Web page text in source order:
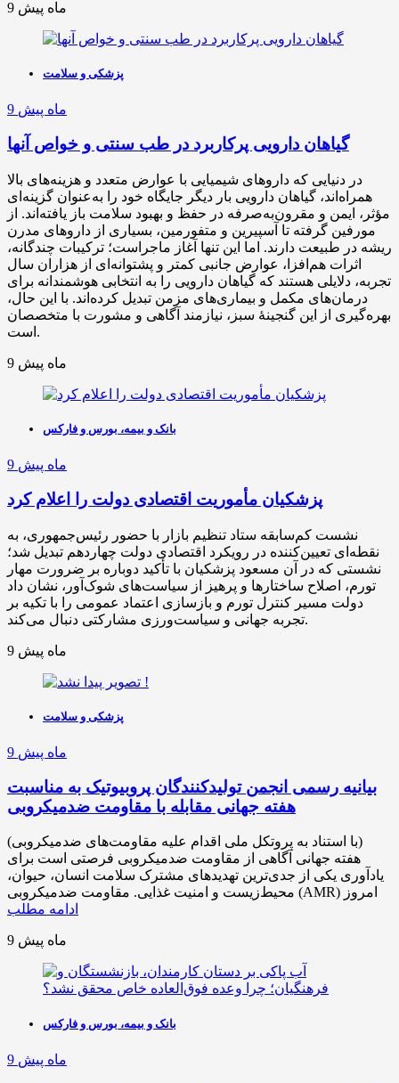
9 ماه پیش
پزشکی و سلامت
9 ماه پیش
گیاهان دارویی پرکاربرد در طب سنتی و خواص آنها
در دنیایی که داروهای شیمیایی با عوارض متعدد و هزینه‌های بالا
همراه‌اند، گیاهان دارویی بار دیگر جایگاه خود را به‌عنوان گزینه‌ای
مؤثر، ایمن و مقرون‌به‌صرفه در حفظ و بهبود سلامت باز یافته‌اند. از
مورفین گرفته تا آسپیرین و متفورمین، بسیاری از داروهای مدرن
ریشه در طبیعت دارند. اما این تنها آغاز ماجراست؛ ترکیبات چندگانه،
اثرات هم‌افزا، عوارض جانبی کمتر و پشتوانه‌ای از هزاران سال
تجربه، دلایلی هستند که گیاهان دارویی را به انتخابی هوشمندانه برای
درمان‌های مکمل و بیماری‌های مزمن تبدیل کرده‌اند. با این حال،
بهره‌گیری از این گنجینهٔ سبز، نیازمند آگاهی و مشورت با متخصصان
است.
9 ماه پیش
بانک و بیمه، بورس و فارکس
9 ماه پیش
پزشکیان مأموریت اقتصادی دولت را اعلام کرد
نشست کم‌سابقه ستاد تنظیم بازار با حضور رئیس‌جمهوری، به
نقطه‌ای تعیین‌کننده در رویکرد اقتصادی دولت چهاردهم تبدیل شد؛
نشستی که در آن مسعود پزشکیان با تأکید دوباره بر ضرورت مهار
تورم، اصلاح ساختارها و پرهیز از سیاست‌های شوک‌آور، نشان داد
دولت مسیر کنترل تورم و بازسازی اعتماد عمومی را با تکیه بر
تجربه جهانی و سیاست‌ورزی مشارکتی دنبال می‌کند.
9 ماه پیش
پزشکی و سلامت
9 ماه پیش
بیانیه رسمی انجمن تولیدکنندگان پروبیوتیک به مناسبت
هفته جهانی مقابله با مقاومت ضدمیکروبی
(با استناد به پروتکل ملی اقدام علیه مقاومت‌های ضد‌میکروبی)
هفته جهانی آگاهی از مقاومت ضد‌میکروبی فرصتی است برای
یادآوری یکی از جدی‌ترین تهدیدهای مشترک سلامت انسان، حیوان،
محیط‌زیست و امنیت غذایی. مقاومت ضد‌میکروبی (AMR) امروز
ادامه مطلب
9 ماه پیش
بانک و بیمه، بورس و فارکس
9 ماه پیش